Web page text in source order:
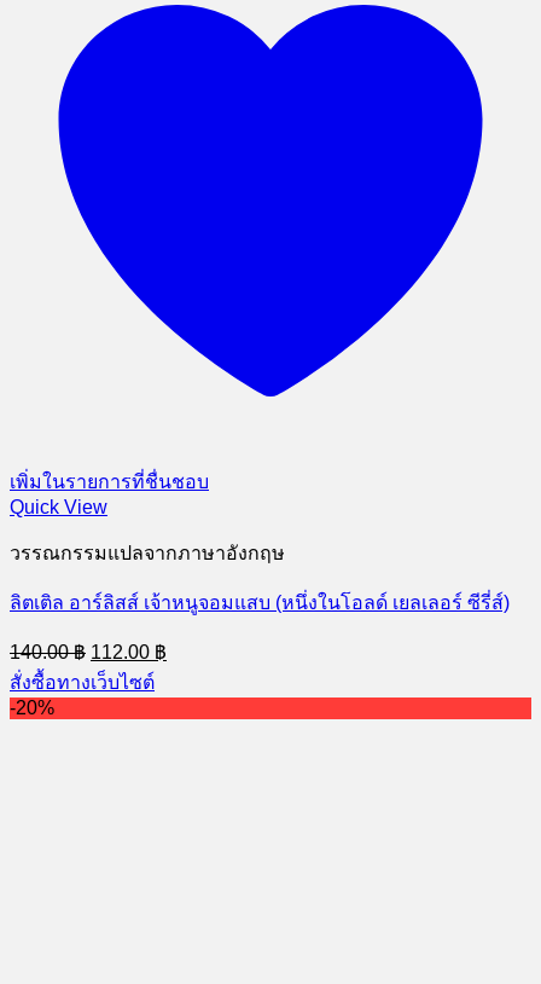
เพิ่มในรายการที่ชื่นชอบ
Quick View
วรรณกรรมแปลจากภาษาอังกฤษ
ลิตเติล อาร์ลิสส์ เจ้าหนูจอมแสบ (หนึ่งในโอลด์ เยลเลอร์ ซีรี่ส์)
140.00฿ Original
price
was:
140.00 ฿.
112.00 ฿
price
112.00 ฿.
สั่งซื้อทางเว็บไซต์
-20%